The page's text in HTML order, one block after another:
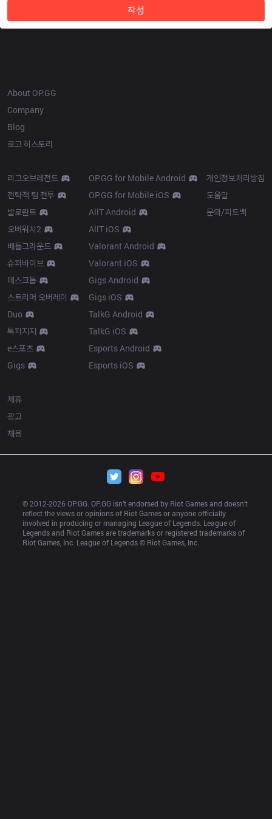
작성
About OP.GG
Company
Blog
로고 히스토리
리그오브레전드
전략적 팀 전투
발로란트
오버워치2
배틀그라운드
슈퍼바이브
데스크톱
스트리머 오버레이
Duo
톡피지지
e스포츠
Gigs
OP.GG for Mobile Android
OP.GG for Mobile iOS
AllT Android
AllT iOS
Valorant Android
Valorant iOS
Gigs Android
Gigs iOS
TalkG Android
TalkG iOS
Esports Android
Esports iOS
개인정보처리방침
도움말
문의/피드백
제휴
광고
채용
© 2012-2026 OP.GG. OP.GG isn’t endorsed by Riot Games and doesn’t
reflect the views or opinions of Riot Games or anyone officially
involved in producing or managing League of Legends. League of
Legends and Riot Games are trademarks or registered trademarks of
Riot Games, Inc. League of Legends © Riot Games, Inc.